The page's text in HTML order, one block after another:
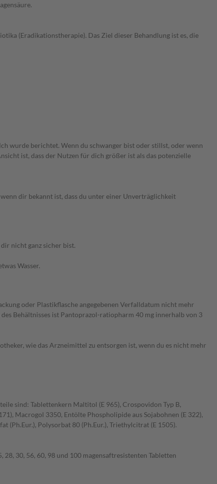
(Eradikationstherapie). Das Ziel dieser Behandlung ist es, die
wurde berichtet. Wenn du schwanger bist oder stillst, oder wenn
ist, dass der Nutzen für dich größer ist als das potenzielle
dir bekannt ist, dass du unter einer Unverträglichkeit
nicht ganz sicher bist.
Wasser.
oder Plastikflasche angegebenen Verfalldatum nicht mehr
Behältnisses ist Pantoprazol-ratiopharm 40 mg innerhalb von 3
wie das Arzneimittel zu entsorgen ist, wenn du es nicht mehr
sind: Tablettenkern Maltitol (E 965), Crospovidon Typ B,
Macrogol 3350, Entölte Phospholipide aus Sojabohnen (E 322),
(Ph.Eur.), Polysorbat 80 (Ph.Eur.), Triethylcitrat (E 1505).
30, 56, 60, 98 und 100 magensaftresistenten Tabletten